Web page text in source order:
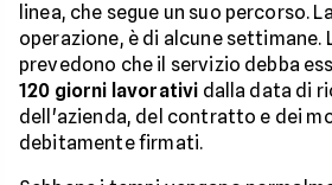
linea, che segue un suo percorso.
operazione, è di alcune settimane.
prevedono che il servizio debba
120 giorni lavorativi dalla data di
dell'azienda, del contratto e dei
debitamente firmati.